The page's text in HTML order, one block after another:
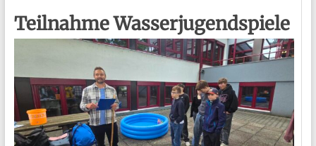
Teilnahme Wasserjugendspiele